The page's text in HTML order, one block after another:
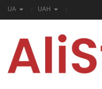
UA UAH